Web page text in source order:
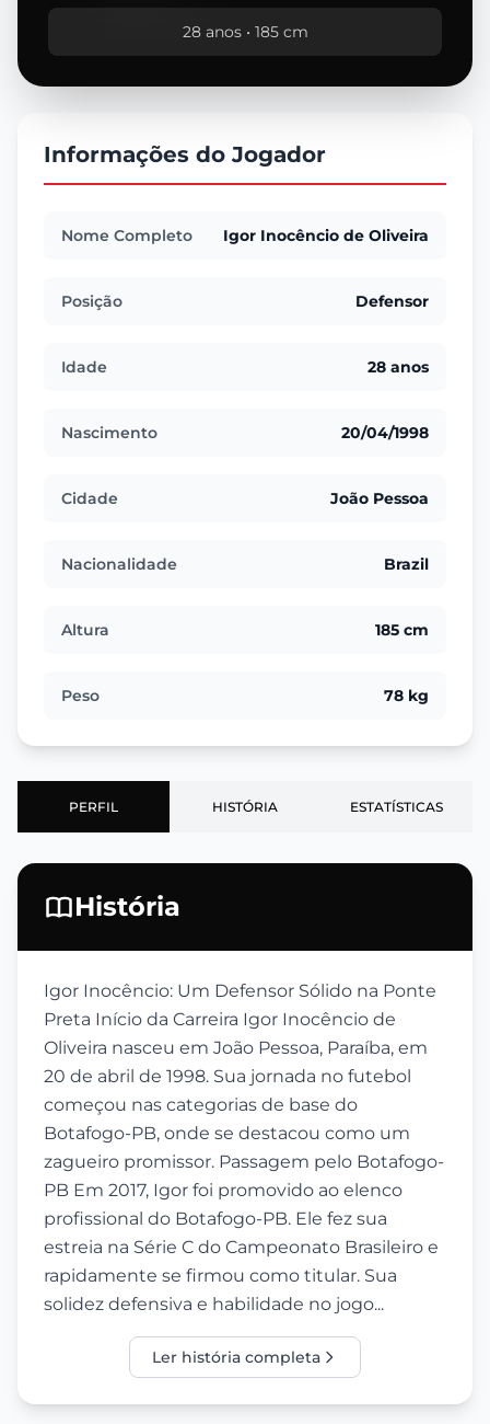
28 anos • 185 cm
Informações do Jogador
Nome Completo Igor Inocêncio de Oliveira
Posição Defensor
Idade 28 anos
Nascimento 20/04/1998
Cidade João Pessoa
Nacionalidade Brazil
Altura 185 cm
Peso 78 kg
PERFIL HISTÓRIA ESTATÍSTICAS
História
Igor Inocêncio: Um Defensor Sólido na Ponte
Preta Início da Carreira Igor Inocêncio de
Oliveira nasceu em João Pessoa, Paraíba, em
20 de abril de 1998. Sua jornada no futebol
começou nas categorias de base do
Botafogo-PB, onde se destacou como um
zagueiro promissor. Passagem pelo Botafogo-
PB Em 2017, Igor foi promovido ao elenco
profissional do Botafogo-PB. Ele fez sua
estreia na Série C do Campeonato Brasileiro e
rapidamente se firmou como titular. Sua
solidez defensiva e habilidade no jogo...
Ler história completa